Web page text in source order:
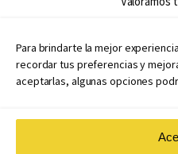
Para brindarte la mejor
recordar tus preferencias y
aceptarlas, algunas opciones
Políticas de publicación
Políticas de coedición
Atribuciones